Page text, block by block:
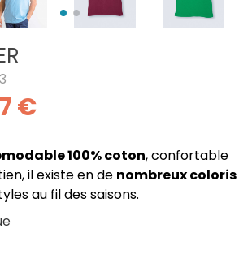
€
100% coton, confortable
il existe en de nombreux coloris
au fil des saisons.